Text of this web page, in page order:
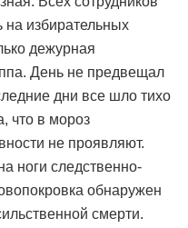
избирательных
дежурная
День не предвещал
дни все шло тихо
что в мороз
не проявляют.
ноги следственно-
обнаружен
смерти.